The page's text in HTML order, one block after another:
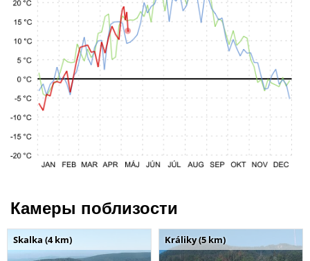
Камеры поблизости
Skalka (4 km) Králiky (5 km)